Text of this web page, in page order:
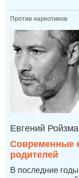
Против наркотиков
Евгений
Современные
родителей
В последние